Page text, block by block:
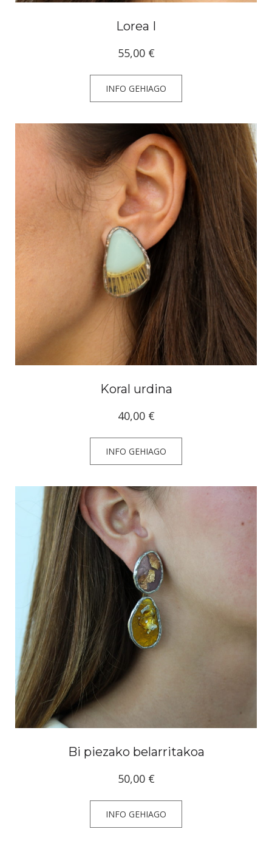
Lorea I
55,00 €
INFO GEHIAGO
Koral urdina
40,00 €
INFO GEHIAGO
Bi piezako belarritakoa
50,00 €
INFO GEHIAGO